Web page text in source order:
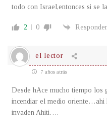
todo con Israel,entonces si se
2 0 Responder
el lector
7 años atrás
Desde hAce mucho tiempo los
incendiar el medio oriente…ahi
invaden Ahiti….